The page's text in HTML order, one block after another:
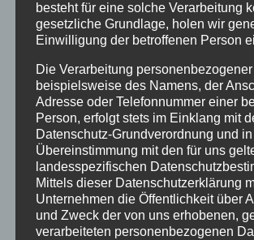
SCHLAGWÖRTER
2023 2024 Allgäu Anfängerkurs
Charity
cool Corona Coronavirus
dancing
Deine Tanzschule Einsteigerkurs
Ferien
Ferienprogramm Fitness
Fortgeschrittene
Gesellschaftstanz
im Schloss
Jive Jugendliche online
Schaut hin!
Schloss Immenstadt
Silvester
Sommerferien
Streetdance tanzen
besteht für eine solche Verarbeitung
gesetzliche Grundlage, holen wir
Einwilligung der betroffenen Person
Die Verarbeitung
beispielsweise des Namens, der
Adresse oder Telefonnummer einer
Person, erfolgt stets im Einklang mit
Datenschutz-Grundverordnung und in
Übereinstimmung mit den für uns
landesspezifischen
Mittels dieser Datenschutzerklärung
Unternehmen die Öffentlichkeit über
und Zweck der von uns erhobenen,
verarbeiteten personenbezogenen